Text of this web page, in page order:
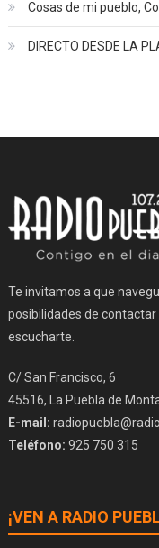
Cosas de mi pueblo,
DIRECTO DESDE LA
Te invitamos a que
posibilidades de
escucharte.
C/ San Francisco, 6
45516, La Puebla de
E-mail:
Teléfono: 925 750 315
¡VEN A RADIO